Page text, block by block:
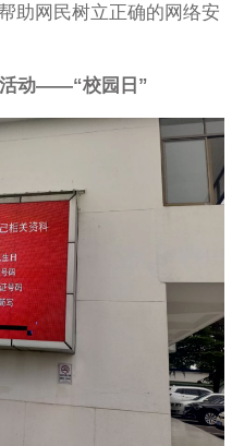
助网民树立正确的网络安
活动——“校园日”